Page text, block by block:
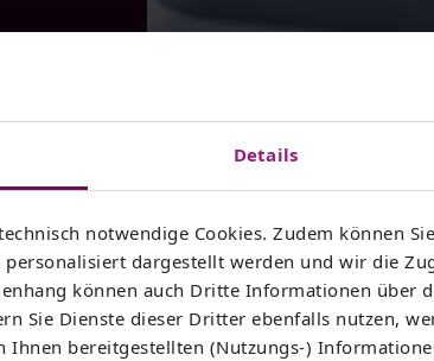
Details
notwendige Cookies. Zudem können
dargestellt werden und wir die
können auch Dritte Informationen über
Sie Dienste dieser Dritter ebenfalls nutzen,
Ihnen bereitgestellten (Nutzungs-)
Highspeed-Internet für
zu 1.000 Mbit/s. Jetzt Verfügbarkeit prüfen
Tarif wechseln oder ziehen um?Im